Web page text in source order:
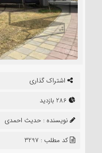
اشتراک گذاری
نویسنده : حدیث احمدی
سعیدکد مطلب : 3297